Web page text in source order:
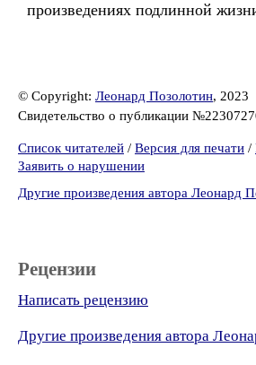
произведениях подлинной
© Copyright: Леонард Позолотин, 2023
Свидетельство о публикации
Список читателей / Версия для печати /
Заявить о нарушении
Другие произведения автора Леонард
Рецензии
Написать рецензию
Другие произведения автора